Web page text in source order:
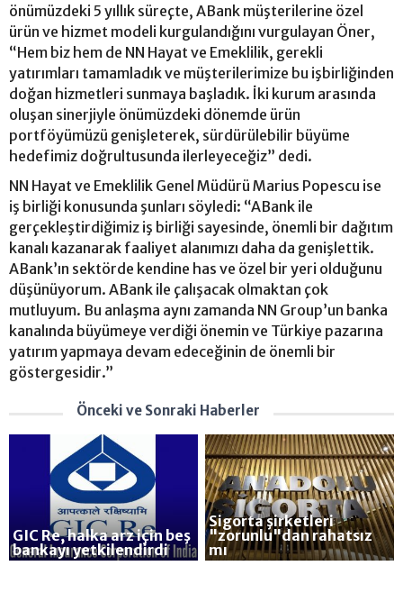
önümüzdeki 5 yıllık süreçte, ABank müşterilerine özel
ürün ve hizmet modeli kurgulandığını vurgulayan Öner,
“Hem biz hem de NN Hayat ve Emeklilik, gerekli
yatırımları tamamladık ve müşterilerimize bu işbirliğinden
doğan hizmetleri sunmaya başladık. İki kurum arasında
oluşan sinerjiyle önümüzdeki dönemde ürün
portföyümüzü genişleterek, sürdürülebilir büyüme
hedefimiz doğrultusunda ilerleyeceğiz” dedi.
NN Hayat ve Emeklilik Genel Müdürü Marius Popescu ise
iş birliği konusunda şunları söyledi: “ABank ile
gerçekleştirdiğimiz iş birliği sayesinde, önemli bir dağıtım
kanalı kazanarak faaliyet alanımızı daha da genişlettik.
ABank’ın sektörde kendine has ve özel bir yeri olduğunu
düşünüyorum. ABank ile çalışacak olmaktan çok
mutluyum. Bu anlaşma aynı zamanda NN Group’un banka
kanalında büyümeye verdiği önemin ve Türkiye pazarına
yatırım yapmaya devam edeceğinin de önemli bir
göstergesidir.”
Önceki ve Sonraki Haberler
GIC Re, halka arz için beş
bankayı yetkilendirdi
Sigorta şirketleri
"zorunlu"dan rahatsız
mı